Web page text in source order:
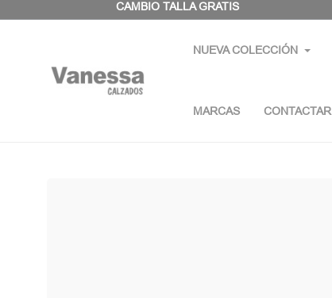
CAMBIO TALLA GRATIS
NUEVA COLECCIÓN
MARCAS CONTACTAR
Panel de gestión de cookies